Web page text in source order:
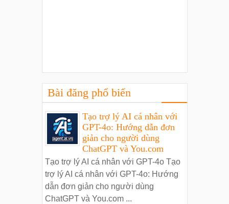
Bài đăng phổ biến
Tạo trợ lý AI cá nhân với
GPT-4o: Hướng dẫn đơn
giản cho người dùng
ChatGPT và You.com
Tạo trợ lý AI cá nhân với GPT-4o Tạo
trợ lý AI cá nhân với GPT-4o: Hướng
dẫn đơn giản cho người dùng
ChatGPT và You.com ...